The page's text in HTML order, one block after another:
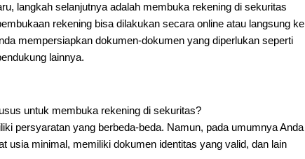
langkah selanjutnya adalah membuka rekening di sekuritas
rekening bisa dilakukan secara online atau langsung ke
mempersiapkan dokumen-dokumen yang diperlukan seperti
lainnya.
untuk membuka rekening di sekuritas?
persyaratan yang berbeda-beda. Namun, pada umumnya Anda
usia minimal, memiliki dokumen identitas yang valid, dan lain